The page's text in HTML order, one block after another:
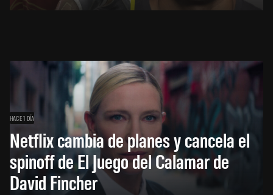
HACE 1 DÍA
Netflix cambia de planes y cancela el
spinoff de El Juego del Calamar de
David Fincher